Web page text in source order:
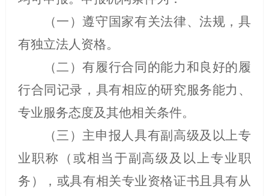
（一）遵守国家有关法律、法规，具
有独立法人资格。
（二）有履行合同的能力和良好的履
行合同记录，具有相应的研究服务能力、
专业服务态度及其他相关条件。
（三）主申报人具有副高级及以上专
业职称（或相当于副高级及以上专业职
务），或具有相关专业资格证书且具有从